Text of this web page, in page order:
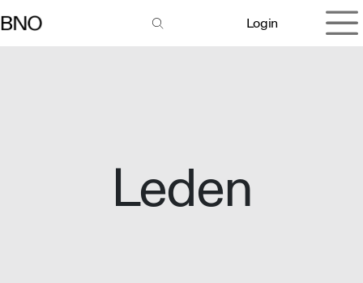
Login
Leden